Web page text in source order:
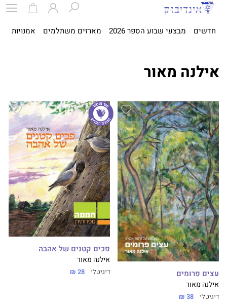
חדשים מבצעי שבוע הספר 2026 מארזים משתלמים אמנויות
אילנה מאור
עצים פרומים
אילנה מאור
דיגיטלי 38 ₪
פכים קטנים של אהבה
אילנה מאור
דיגיטלי 28 ₪